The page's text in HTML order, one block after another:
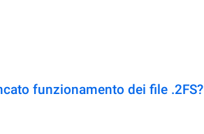
funzionamento dei file .2FS?